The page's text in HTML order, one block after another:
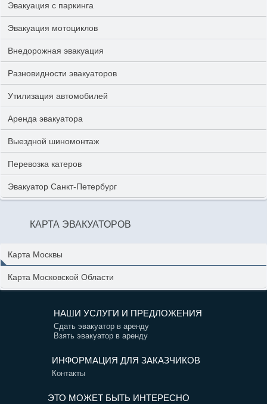
Эвакуация с паркинга
Эвакуация мотоциклов
Внедорожная эвакуация
Разновидности эвакуаторов
Утилизация автомобилей
Аренда эвакуатора
Выездной шиномонтаж
Перевозка катеров
Эвакуатор Санкт-Петербург
КАРТА ЭВАКУАТОРОВ
Карта Москвы
Карта Московской Области
НАШИ УСЛУГИ И ПРЕДЛОЖЕНИЯ
Сдать эвакуатор в аренду
Взять эвакуатор в аренду
ИНФОРМАЦИЯ ДЛЯ ЗАКАЗЧИКОВ
Контакты
ЭТО МОЖЕТ БЫТЬ ИНТЕРЕСНО